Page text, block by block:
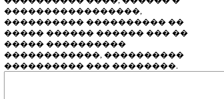
�����������������,
���������� ���������� ��
����� ������ ������ ��� ��
����� ����������
������������, ����������
���������� ��� ��������.